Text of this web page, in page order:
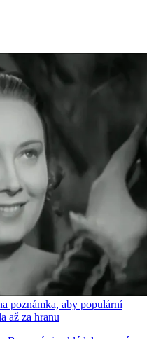
poznámka, aby populární
až za hranu